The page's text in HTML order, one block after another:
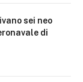
sei neo
di